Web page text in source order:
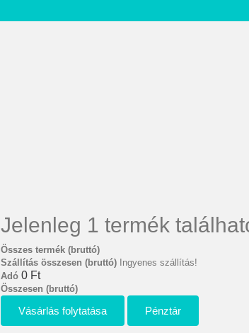
Jelenleg 1 termék
Összes termék (bruttó)
Szállítás összesen (bruttó) Ingyenes szállítás!
Adó 0 Ft‎
Összesen (bruttó)
Vásárlás folytatása Pénztár